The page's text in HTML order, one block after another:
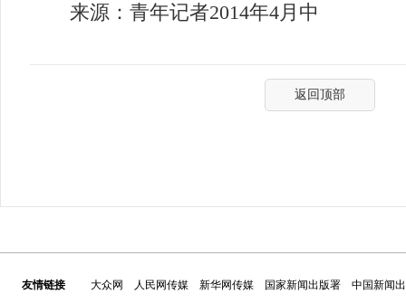
来源：青年记者2014年4月中
返回顶部
友情链接 大众网 人民网传媒 新华网传媒 国家新闻出版署
中国新闻